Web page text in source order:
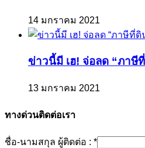
14 มกราคม 2021
ข่าวนี้มี เฮ! จ่อลด “ภาษี
13 มกราคม 2021
ทางด่วนติดต่อเรา
ชื่อ-นามสกุล ผู้ติดต่อ : *